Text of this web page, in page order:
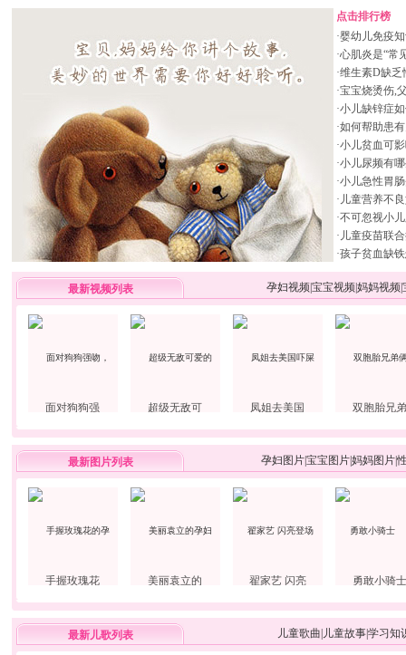
点击排行榜
·婴幼儿免疫
·心肌炎是“常
·维生素D缺乏
·宝宝烧烫伤,
·小儿缺锌症
·如何帮助患
·小儿贫血可
·小儿尿频有
·小儿急性胃
· 儿童营养不
·不可忽视小
· 儿童疫苗联
·孩子贫血缺
最新视频列表 孕妇视频宝宝视频妈妈视频
面对狗狗强 超级无敌可 凤姐去美国 双胞胎兄弟
最新图片列表 孕妇图片宝宝图片妈妈图片
手握玫瑰花 美丽袁立的 翟家艺 闪亮 勇敢小骑士
最新儿歌列表 儿童歌曲 儿童故事学习知